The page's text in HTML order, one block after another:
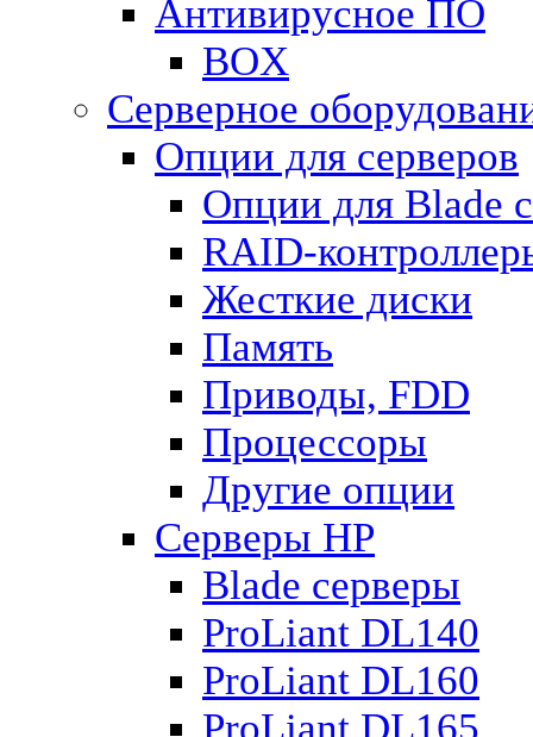
Антивирусное ПО
BOX
Серверное
Опции для серверов
Опции для Blade
RAID-
Жесткие диски
Память
Приводы, FDD
Процессоры
Другие опции
Серверы HP
Blade серверы
ProLiant DL140
ProLiant DL160